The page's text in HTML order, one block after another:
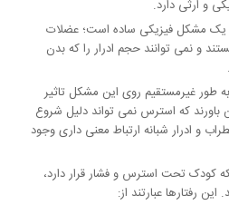
و ارثی دارد.
یک مشکل فیزیکی ساده است؛ عضلات
و نمی توانند حجم ادرار را که بدن
غیرمستقیم روی این مشکل تاثیر
باورند که استرس نمی تواند دلیل شروع
و ادرار شبانه ارتباط معنی داری وجود
کودک تحت استرس و فشار قرار دارد،
رفتارها عبارتند از: